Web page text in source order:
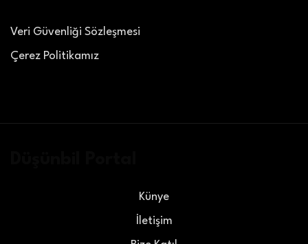
Veri Güvenliği Sözleşmesi
Çerez Politikamız
Künye
İletişim